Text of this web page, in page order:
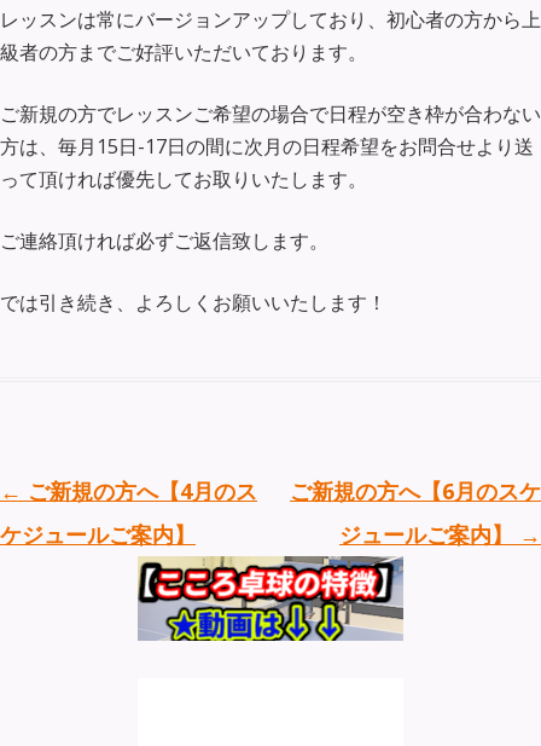
レッスンは常にバージョンアップしており、初心者の方から上
級者の方までご好評いただいております。
ご新規の方でレッスンご希望の場合で日程が空き枠が合わない
方は、毎月15日-17日の間に次月の日程希望をお問合せより送
って頂ければ優先してお取りいたします。
ご連絡頂ければ必ずご返信致します。
では引き続き、よろしくお願いいたします！
投稿ナビゲーション
← ご新規の方へ【4月のス
ケジュールご案内】
ご新規の方へ【6月のスケ
ジュールご案内】
→